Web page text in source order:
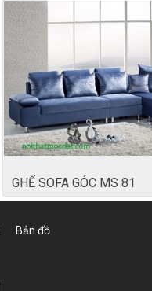
GHẾ SOFA GÓC MS 81
Bản đồ